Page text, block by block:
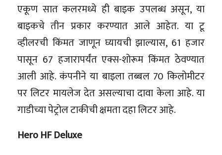
एकूण सात कलरमध्ये ही बाइक उपलब्ध असून, या
बाइकचे तीन प्रकार करण्यात आले आहेत. या टू
व्हीलरची किंमत जाणून घ्यायची झाल्यास, 61 हजार
पासून 67 हजारापर्यंत एक्स-शोरूम किंमत ठेवण्यात
आली आहे. कंपनीने या बाइला तब्बल 70 किलोमीटर
पर लिटर मायलेज देत असल्याचा दावा केला आहे. या
गाडीच्या पेट्रोल टाकीची क्षमता दहा लिटर आहे.
Hero HF Deluxe